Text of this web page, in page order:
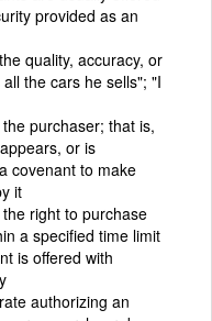
provided as an
quality, accuracy, or
the cars he sells"; "I
purchaser; that is,
or is
covenant to make
it
right to purchase
a specified time limit
is offered with
authorizing an